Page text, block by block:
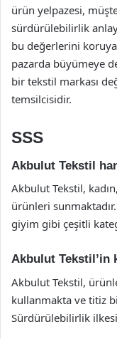
ürün yelpazesi,
sürdürülebilirlik
bu değerlerini
pazarda büyümeye
bir tekstil markası
temsilcisidir.
SSS
Akbulut Tekstil
Akbulut Tekstil,
ürünleri
giyim gibi çeşitli
Akbulut Tekstil’in
Akbulut Tekstil,
kullanmakta ve titiz
Sürdürülebilirlik